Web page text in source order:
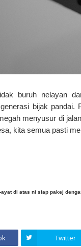
buruh nelayan
bijak pandai.
menyusur di
kita semua pasti
di atas ni siap pakej
Twitter